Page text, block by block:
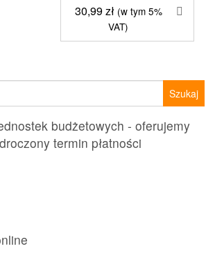
30,99zł (w tym 5%
VAT)
budżetowych - oferujemy
termin płatności